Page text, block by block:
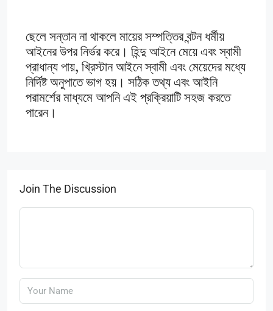
ছেলে সন্তান না থাকলে মায়ের সম্পত্তির বন্টন ধর্মীয়
আইনের উপর নির্ভর করে। হিন্দু আইনে মেয়ে এবং স্বামী
প্রাধান্য পায়, খ্রিস্টান আইনে স্বামী এবং মেয়েদের মধ্যে
নির্দিষ্ট অনুপাতে ভাগ হয়। সঠিক তথ্য এবং আইনি
পরামর্শের মাধ্যমে আপনি এই প্রক্রিয়াটি সহজ করতে
পারেন।
Join The Discussion